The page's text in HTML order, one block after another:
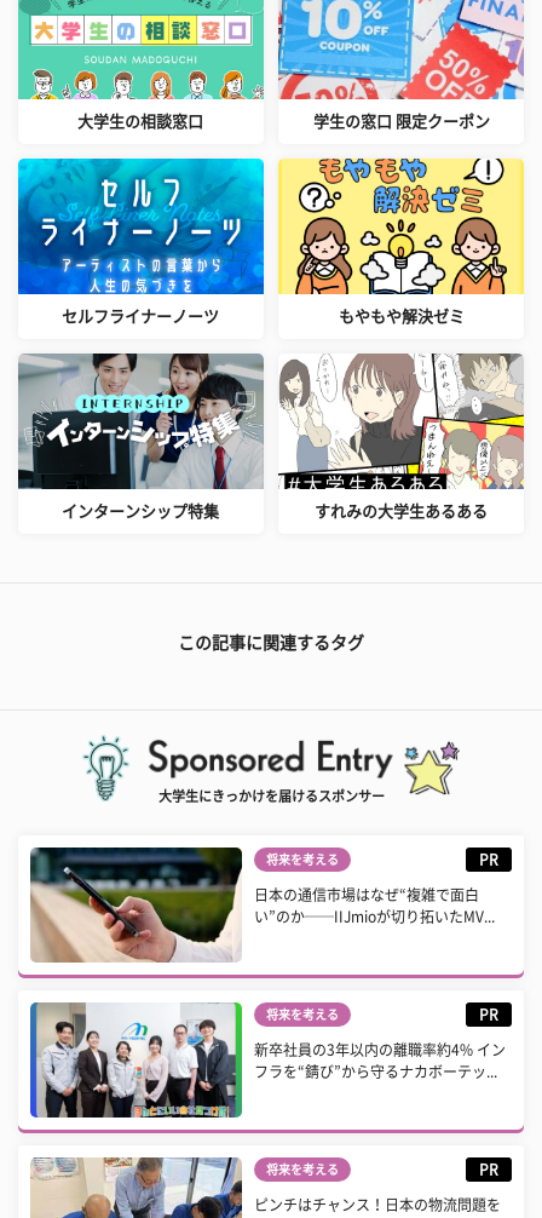
大学生の相談窓口 学生の窓口 限定クーポン
セルフライナーノーツ もやもや解決ゼミ
インターンシップ特集 すれみの大学生あるある
この記事に関連するタグ
大学生にきっかけを届けるスポンサー
将来を考える PR
日本の通信市場はなぜ“複雑で面白
い”のか──IIJmioが切り拓いたMV...
将来を考える PR
新卒社員の3年以内の離職率約4% イン
フラを“錆び”から守るナカボーテッ...
将来を考える PR
ピンチはチャンス！日本の物流問題を